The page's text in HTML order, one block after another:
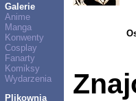
Galerie
Anime
Manga
Konwenty
Cosplay
Fanarty
Komiksy
Wydarzenia
Plikownia